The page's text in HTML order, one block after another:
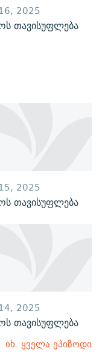
2025
თავისუფლება
2025
თავისუფლება
2025
თავისუფლება
იხ. ყველა ეპიზოდი